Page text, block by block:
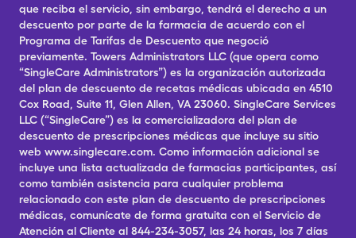
que reciba el servicio, sin embargo, tendrá el derecho a un
descuento por parte de la farmacia de acuerdo con el
Programa de Tarifas de Descuento que negoció
previamente. Towers Administrators LLC (que opera como
“SingleCare Administrators”) es la organización autorizada
del plan de descuento de recetas médicas ubicada en 4510
Cox Road, Suite 11, Glen Allen, VA 23060. SingleCare Services
LLC (“SingleCare”) es la comercializadora del plan de
descuento de prescripciones médicas que incluye su sitio
web www.singlecare.com. Como información adicional se
incluye una lista actualizada de farmacias participantes, así
como también asistencia para cualquier problema
relacionado con este plan de descuento de prescripciones
médicas, comunícate de forma gratuita con el Servicio de
Atención al Cliente al 844-234-3057, las 24 horas, los 7 días